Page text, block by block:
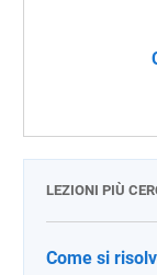
LEZIONI PIÙ
Come si